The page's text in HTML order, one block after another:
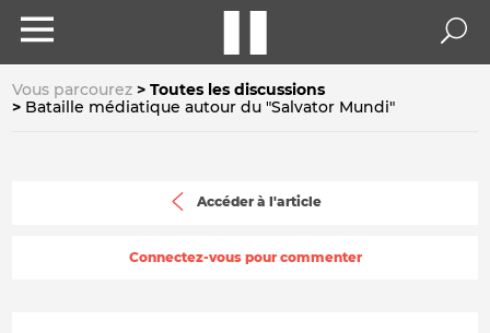
Vous parcourez
Toutes les discussions
Bataille médiatique autour du "Salvator Mundi"
Accéder à l'article
Connectez-vous pour commenter